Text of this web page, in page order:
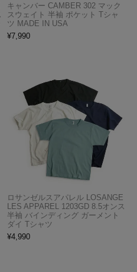
キャンバー CAMBER 302 マック
スウェイト 半袖 ポケット Tシャ
ツ MADE IN USA
¥7,990
ロサンゼルスアパレル LOSANGE
LES APPAREL 1203GD 8.5オンス
半袖 バインディング ガーメント
ダイ Tシャツ
¥4,990